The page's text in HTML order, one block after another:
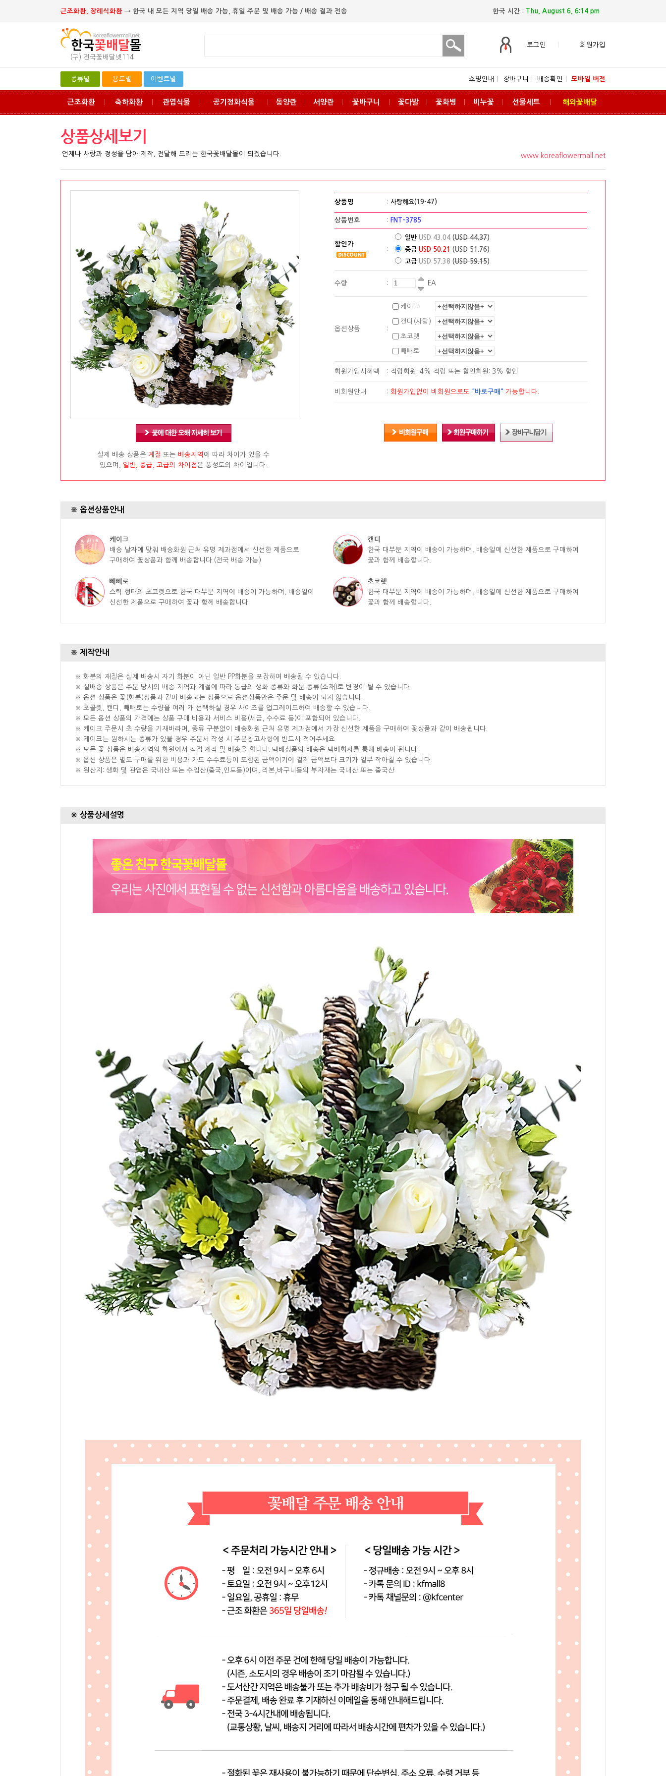
근조화환, 장례식화환 → 한국 내 모든 지역 당일 배송 가능, 휴일 주문 및 배송 가능 / 배송 결과 전송 한국 시간 : Thu, August 6, 6:14 pm
(구) 전국꽃배달넷114
로그인 회원가입
종류별 용도별 이벤트별 쇼핑안내 장바구니 배송확인 모바일 버전
근조화환 축하화환 관엽식물 공기정화식물 동양란 서양란 꽃바구니 꽃다발 꽃화병 비누꽃 선물세트 해외꽃배달
상품상세보기
언제나 사랑과 정성을 담아 제작, 전달해 드리는 한국꽃배달몰이 되겠습니다. www.koreaflowermall.net
상품명 : 사랑해요(19-47)
상품번호 : FNT-3785
할인가
:
일반 USD 43.04 (USD 44.37)
중급 USD 50.21 (USD 51.76)
고급 USD 57.38 (USD 59.15)
수량 : EA
옵션상품 :
케이크
캔디(사탕)
초코렛
빼빼로
회원가입시혜택 : 적립회원: 4% 적립 또는 할인회원: 3% 할인
비회원안내 : 회원가입없이 비회원으로도 "바로구매" 가능합니다.
실제 배송 상품은 계절 또는 배송지역 에 따라 차이가 있을 수
있으며, 일반, 중급, 고급의 차이점은 풍성도의 차이입니다.
※ 옵션상품안내
케이크
배송 날자에 맞춰 배송화원 근처 유명 제과점에서 신선한 제품으로
구매하여 꽃상품과 함께 배송합니다.(전국 배송 가능)
캔디
한국 대부분 지역에 배송이 가능하며, 배송일에 신선한 제품으로 구매하여
꽃과 함께 배송합니다.
빼빼로
스틱 형태의 초코렛으로 한국 대부분 지역에 배송이 가능하며, 배송일에
신선한 제품으로 구매하여 꽃과 함께 배송합니다.
초코렛
한국 대부분 지역에 배송이 가능하며, 배송일에 신선한 제품으로 구매하여
꽃과 함께 배송합니다.
※ 제작안내
※ 화분의 재질은 실제 배송시 자기 화분이 아닌 일반 PP화분을 포장하여 배송될 수 있습니다.
※ 실배송 상품은 주문 당시의 배송 지역과 계절에 따라 동급의 생화 종류와 화분 종류(소재)로 변경이 될 수 있습니다.
※ 옵션 상품은 꽃(화분)상품과 같이 배송되는 상품으로 옵션상품만은 주문 및 배송이 되지 않습니다.
※ 초콜릿, 캔디, 빼빼로는 수량을 여러 개 선택하실 경우 사이즈를 업그레이드하여 배송할 수 있습니다.
※ 모든 옵션 상품의 가격에는 상품 구매 비용과 서비스 비용(세금, 수수료 등)이 포함되어 있습니다.
※ 케이크 주문시 초 수량을 기재바라며, 종류 구분없이 배송화원 근처 유명 제과점에서 가장 신선한 제품을 구매하여 꽃상품과 같이 배송됩니다.
※ 케이크는 원하시는 종류가 있을 경우 주문서 작성 시 주문참고사항에 반드시 적어주세요.
※ 모든 꽃 상품은 배송지역의 화원에서 직접 제작 및 배송을 합니다. 택배상품의 배송은 택배회사를 통해 배송이 됩니다.
※ 옵션 상품은 별도 구매를 위한 비용과 카드 수수료등이 포함된 금액이기에 결제 금액보다 크기가 일부 작아질 수 있습니다.
※ 원산지: 생화 및 관엽은 국내산 또는 수입산(중국,인도등)이며, 리본,바구니등의 부자재는 국내산 또는 중국산
※ 상품상세설명